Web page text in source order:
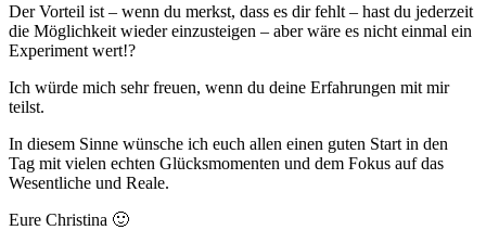
Der Vorteil ist – wenn du merkst, dass es dir fehlt – hast du jederzeit
die Möglichkeit wieder einzusteigen – aber wäre es nicht einmal ein
Experiment wert!?
Ich würde mich sehr freuen, wenn du deine Erfahrungen mit mir
teilst.
In diesem Sinne wünsche ich euch allen einen guten Start in den
Tag mit vielen echten Glücksmomenten und dem Fokus auf das
Wesentliche und Reale.
Eure Christina 🙂